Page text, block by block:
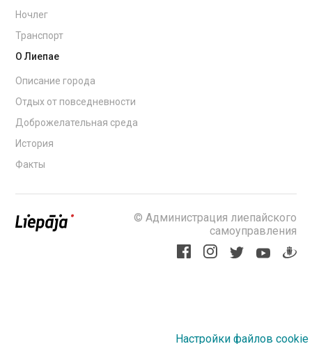
Ночлег
Транспорт
О Лиепае
Описание города
Отдых от повседневности
Доброжелательная среда
История
Факты
© Администрация лиепайского
самоуправления
Настройки файлов cookie